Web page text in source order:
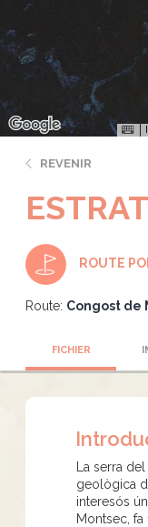
REVENIR
ROUTE POI
Route: Congost de
FICHIER
La serra
geològica
interesós
Montsec, fa